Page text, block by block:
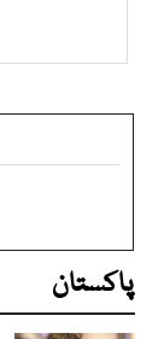
پاکستان